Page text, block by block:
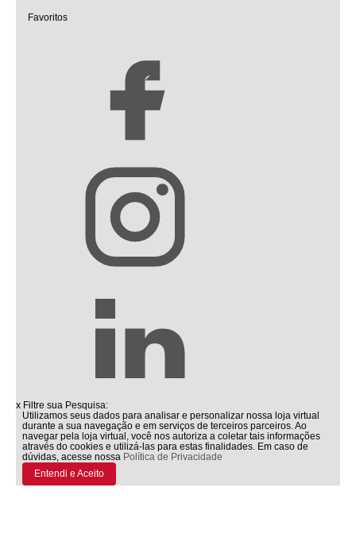
Favoritos
x Filtre sua Pesquisa:
Utilizamos seus dados para analisar e personalizar nossa loja virtual
durante a sua navegação e em serviços de terceiros parceiros. Ao
navegar pela loja virtual, você nos autoriza a coletar tais informações
através do cookies e utilizá-las para estas finalidades. Em caso de
dúvidas, acesse nossa Política de Privacidade
Entendi e Aceito